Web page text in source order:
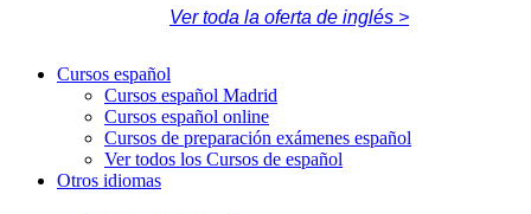
Ver toda la oferta de inglés >
Cursos español
Cursos español Madrid
Cursos español online
Cursos de preparación exámenes español
Ver todos los Cursos de español
Otros idiomas